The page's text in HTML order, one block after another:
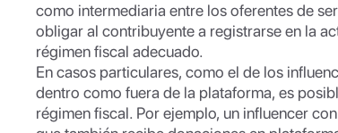
como intermediaria entre los oferentes de
obligar al contribuyente a registrarse en la
régimen fiscal adecuado.
En casos particulares, como el de los
dentro como fuera de la plataforma, es
régimen fiscal. Por ejemplo, un influencer